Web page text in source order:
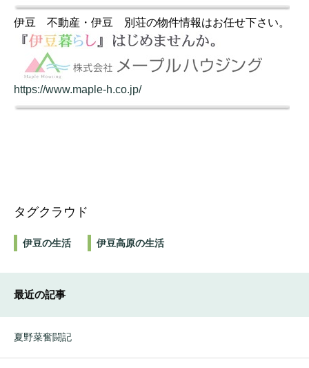
伊豆 不動産・伊豆 別荘の物件情報はお任せ下さい。
https://www.maple-h.co.jp/
タグクラウド
伊豆の生活 伊豆高原の生活
最近の記事
夏野菜奮闘記